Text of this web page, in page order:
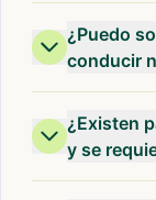
¿Puedo
conducir
¿Existen
y se